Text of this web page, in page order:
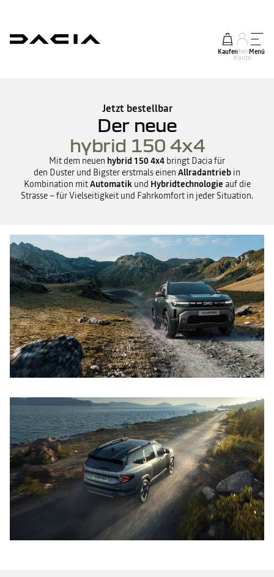
KaufenMein
Konto
Menü
Jetzt bestellbar
Der neue
hybrid 150 4x4
Mit dem neuen hybrid 150 4x4 bringt Dacia für
den Duster und Bigster erstmals einen Allradantrieb in
Kombination mitAutomatikund Hybridtechnologie auf die
Strasse – für Vielseitigkeit und Fahrkomfort in jeder Situation.